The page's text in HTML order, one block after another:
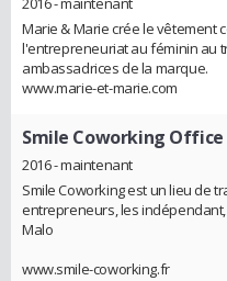
Marie & Marie crée le vêtement
l'entrepreneuriat au féminin au
ambassadrices de la marque.
www.marie-et-marie.com
Smile Coworking Office
2016 - maintenant
Smile Coworking est un lieu de
entrepreneurs, les
Malo
www.smile-coworking.fr